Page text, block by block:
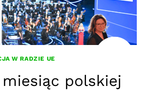
W RADZIE UE
miesiąc polskiej